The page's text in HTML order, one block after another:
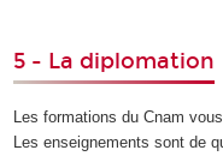
5 - La diplomation
Les formations du Cnam
Les enseignements sont de